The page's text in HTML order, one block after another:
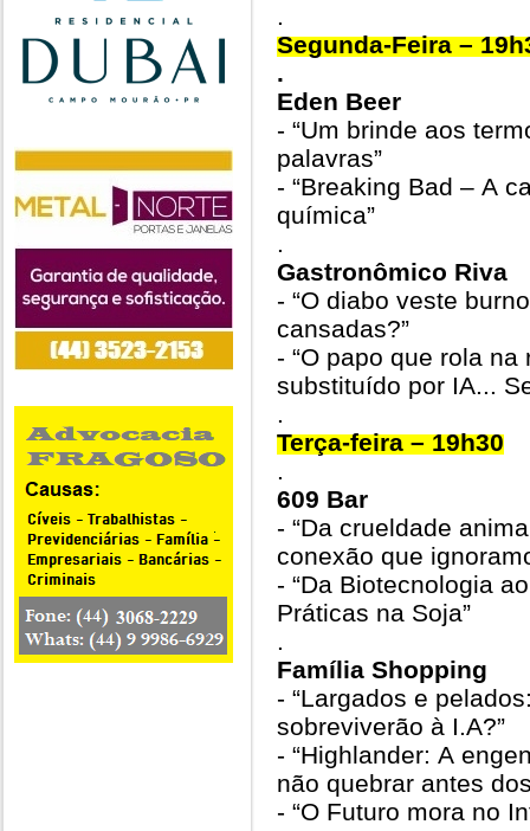
.
Segunda-Feira –
.
Eden Beer
- “Um brinde aos
palavras”
- “Breaking Bad – A
química”
.
Gastronômico Riva
- “O diabo veste
cansadas?”
- “O papo que rola
substituído por IA...
.
Terça-feira – 19h30
.
609 Bar
- “Da crueldade
conexão que
- “Da Biotecnologia
Práticas na Soja”
.
Família Shopping
- “Largados e
sobreviverão à I.A?”
- “Highlander: A
não quebrar antes
- “O Futuro mora no